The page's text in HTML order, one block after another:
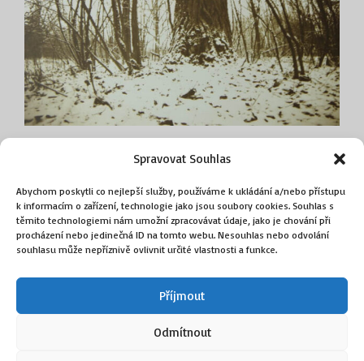
Spravovat Souhlas
Abychom poskytli co nejlepší služby, používáme k ukládání a/nebo přístupu
k informacím o zařízení, technologie jako jsou soubory cookies. Souhlas s
těmito technologiemi nám umožní zpracovávat údaje, jako je chování při
procházení nebo jedinečná ID na tomto webu. Nesouhlas nebo odvolání
souhlasu může nepříznivě ovlivnit určité vlastnosti a funkce.
Příjmout
Odmítnout
Strkov 05
fotografický papír, tónováno
60 × 50 cm
pasparta, sklo, rám 78 × 69 cm
Přidat do košíku